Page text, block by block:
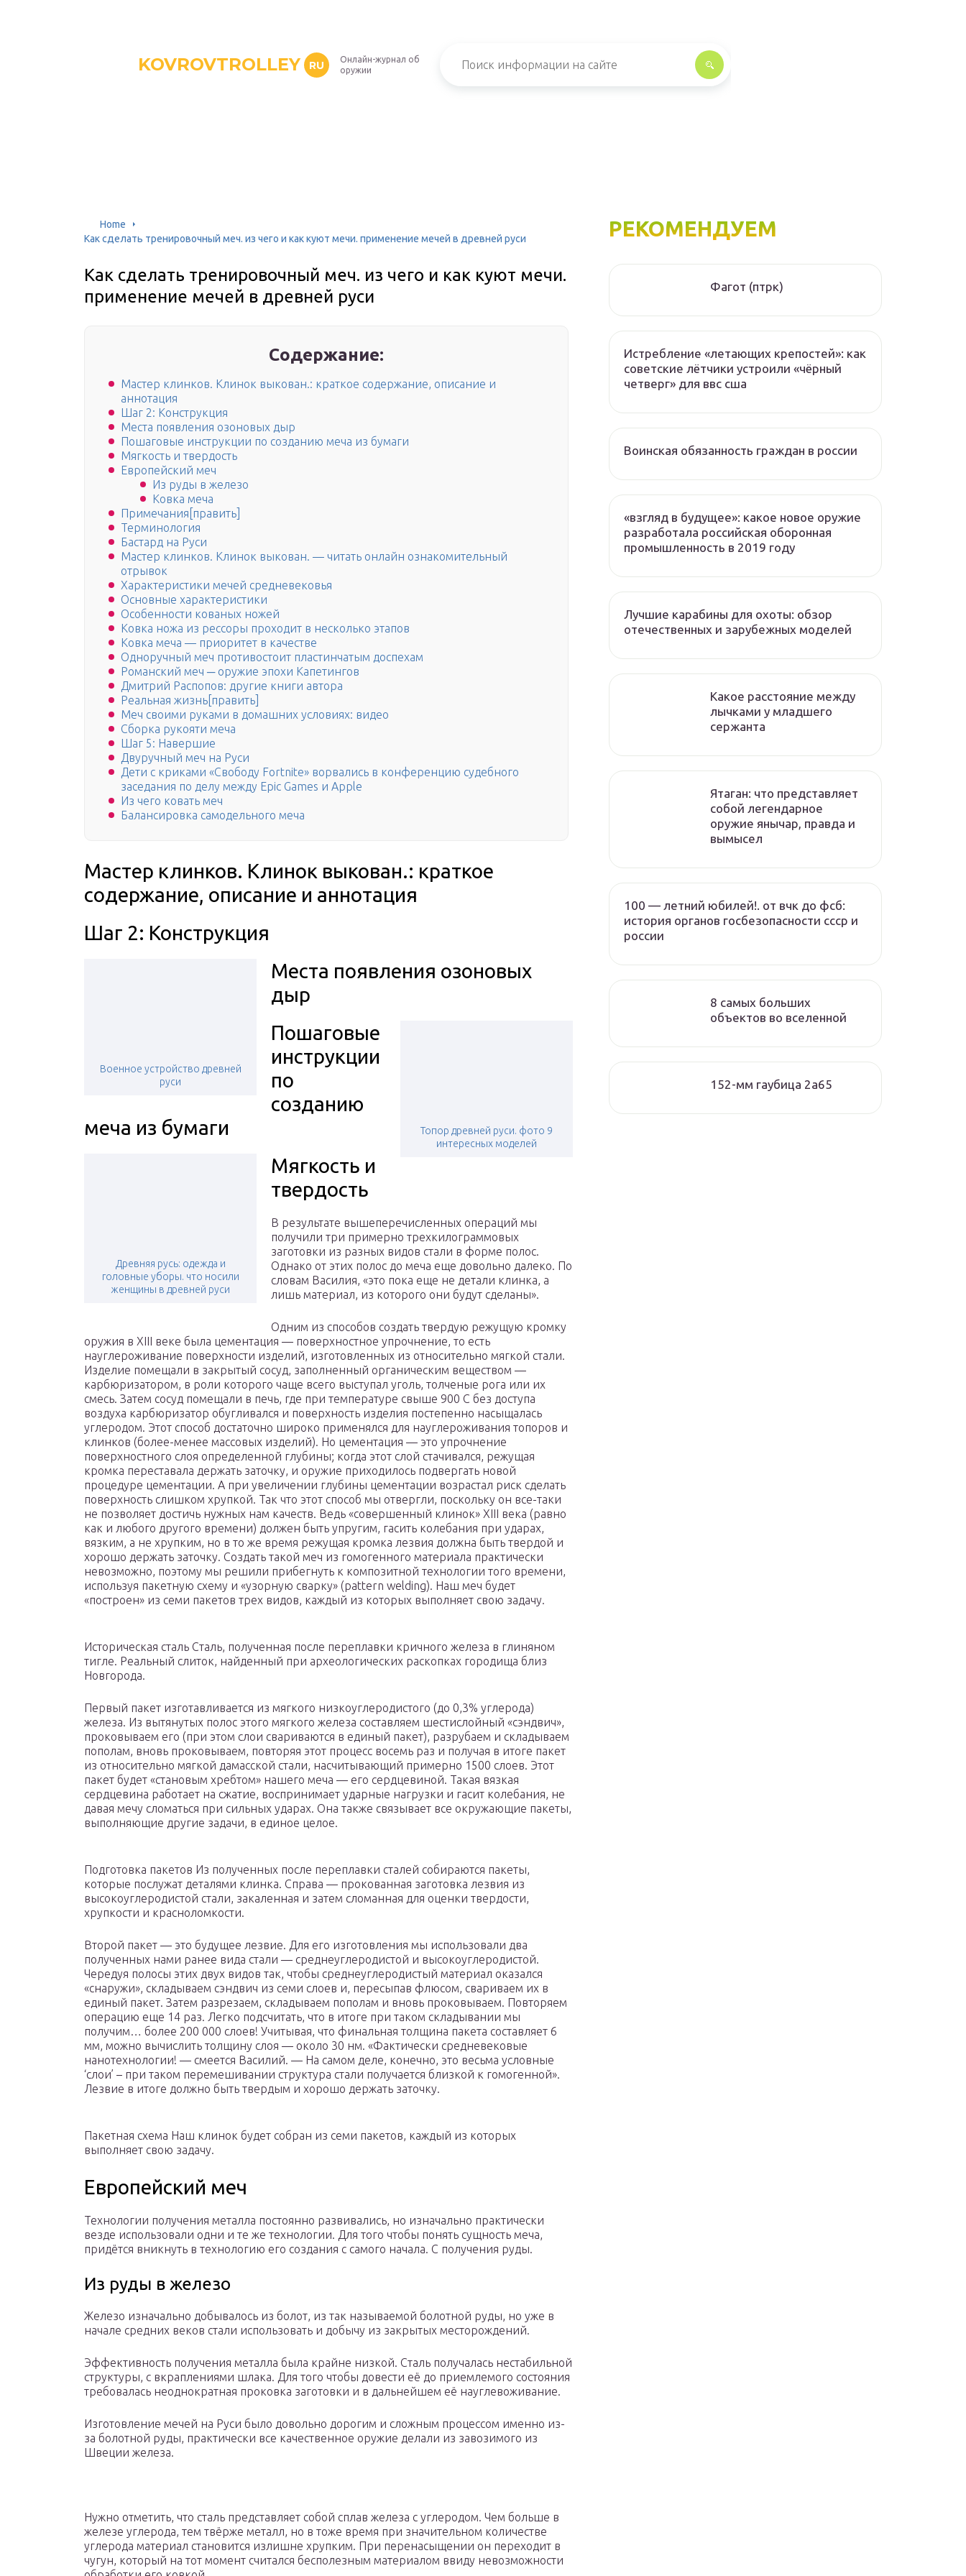
KOVROVTROLLEY RU
Онлайн-журнал об
оружии
Home
Как сделать тренировочный меч. из чего и как куют мечи. применение мечей в древней руси
Как сделать тренировочный меч. из чего и как куют мечи.
применение мечей в древней руси
Содержание:
Мастер клинков. Клинок выкован.: краткое содержание, описание и
аннотация
Шаг 2: Конструкция
Места появления озоновых дыр
Пошаговые инструкции по созданию меча из бумаги
Мягкость и твердость
Европейский меч
Из руды в железо
Ковка меча
Примечания[править]
Терминология
Бастард на Руси
Мастер клинков. Клинок выкован. — читать онлайн ознакомительный
отрывок
Характеристики мечей средневековья
Основные характеристики
Особенности кованых ножей
Ковка ножа из рессоры проходит в несколько этапов
Ковка меча — приоритет в качестве
Одноручный меч противостоит пластинчатым доспехам
Романский меч ─ оружие эпохи Капетингов
Дмитрий Распопов: другие книги автора
Реальная жизнь[править]
Меч своими руками в домашних условиях: видео
Сборка рукояти меча
Шаг 5: Навершие
Двуручный меч на Руси
Дети с криками «Свободу Fortnite» ворвались в конференцию судебного
заседания по делу между Epic Games и Apple
Из чего ковать меч
Балансировка самодельного меча
Мастер клинков. Клинок выкован.: краткое
содержание, описание и аннотация
Шаг 2: Конструкция
Военное устройство древней
руси
Места появления озоновых
дыр
Топор древней руси. фото 9
интересных моделей
Пошаговые
инструкции
по
созданию
меча из бумаги
Древняя русь: одежда и
головные уборы. что носили
женщины в древней руси
Мягкость и
твердость
В результате вышеперечисленных операций мы
получили три примерно трехкилограммовых
заготовки из разных видов стали в форме полос.
Однако от этих полос до меча еще довольно далеко. По
словам Василия, «это пока еще не детали клинка, а
лишь материал, из которого они будут сделаны».
Одним из способов создать твердую режущую кромку
оружия в XIII веке была цементация — поверхностное упрочнение, то есть
науглероживание поверхности изделий, изготовленных из относительно мягкой стали.
Изделие помещали в закрытый сосуд, заполненный органическим веществом —
карбюризатором, в роли которого чаще всего выступал уголь, толченые рога или их
смесь. Затем сосуд помещали в печь, где при температуре свыше 900 С без доступа
воздуха карбюризатор обугливался и поверхность изделия постепенно насыщалась
углеродом. Этот способ достаточно широко применялся для науглероживания топоров и
клинков (более-менее массовых изделий). Но цементация — это упрочнение
поверхностного слоя определенной глубины; когда этот слой стачивался, режущая
кромка переставала держать заточку, и оружие приходилось подвергать новой
процедуре цементации. А при увеличении глубины цементации возрастал риск сделать
поверхность слишком хрупкой. Так что этот способ мы отвергли, поскольку он все-таки
не позволяет достичь нужных нам качеств. Ведь «совершенный клинок» XIII века (равно
как и любого другого времени) должен быть упругим, гасить колебания при ударах,
вязким, а не хрупким, но в то же время режущая кромка лезвия должна быть твердой и
хорошо держать заточку. Создать такой меч из гомогенного материала практически
невозможно, поэтому мы решили прибегнуть к композитной технологии того времени,
используя пакетную схему и «узорную сварку» (pattern welding). Наш меч будет
«построен» из семи пакетов трех видов, каждый из которых выполняет свою задачу.
Историческая сталь Сталь, полученная после переплавки кричного железа в глиняном
тигле. Реальный слиток, найденный при археологических раскопках городища близ
Новгорода.
Первый пакет изготавливается из мягкого низкоуглеродистого (до 0,3% углерода)
железа. Из вытянутых полос этого мягкого железа составляем шестислойный «сэндвич»,
проковываем его (при этом слои свариваются в единый пакет), разрубаем и складываем
пополам, вновь проковываем, повторяя этот процесс восемь раз и получая в итоге пакет
из относительно мягкой дамасской стали, насчитывающий примерно 1500 слоев. Этот
пакет будет «становым хребтом» нашего меча — его сердцевиной. Такая вязкая
сердцевина работает на сжатие, воспринимает ударные нагрузки и гасит колебания, не
давая мечу сломаться при сильных ударах. Она также связывает все окружающие пакеты,
выполняющие другие задачи, в единое целое.
Подготовка пакетов Из полученных после переплавки сталей собираются пакеты,
которые послужат деталями клинка. Справа — прокованная заготовка лезвия из
высокоуглеродистой стали, закаленная и затем сломанная для оценки твердости,
хрупкости и красноломкости.
Второй пакет — это будущее лезвие. Для его изготовления мы использовали два
полученных нами ранее вида стали — среднеуглеродистой и высокоуглеродистой.
Чередуя полосы этих двух видов так, чтобы среднеуглеродистый материал оказался
«снаружи», складываем сэндвич из семи слоев и, пересыпав флюсом, свариваем их в
единый пакет. Затем разрезаем, складываем пополам и вновь проковываем. Повторяем
операцию еще 14 раз. Легко подсчитать, что в итоге при таком складывании мы
получим… более 200 000 слоев! Учитывая, что финальная толщина пакета составляет 6
мм, можно вычислить толщину слоя — около 30 нм. «Фактически средневековые
нанотехнологии! — смеется Василий. — На самом деле, конечно, это весьма условные
‘слои’ – при таком перемешивании структура стали получается близкой к гомогенной».
Лезвие в итоге должно быть твердым и хорошо держать заточку.
Пакетная схема Наш клинок будет собран из семи пакетов, каждый из которых
выполняет свою задачу.
Европейский меч
Технологии получения металла постоянно развивались, но изначально практически
везде использовали одни и те же технологии. Для того чтобы понять сущность меча,
придётся вникнуть в технологию его создания с самого начала. С получения руды.
Из руды в железо
Железо изначально добывалось из болот, из так называемой болотной руды, но уже в
начале средних веков стали использовать и добычу из закрытых месторождений.
Эффективность получения металла была крайне низкой. Сталь получалась нестабильной
структуры, с вкраплениями шлака. Для того чтобы довести её до приемлемого состояния
требовалась неоднократная проковка заготовки и в дальнейшем её науглевоживание.
Изготовление мечей на Руси было довольно дорогим и сложным процессом именно из-
за болотной руды, практически все качественное оружие делали из завозимого из
Швеции железа.
Нужно отметить, что сталь представляет собой сплав железа с углеродом. Чем больше в
железе углерода, тем твёрже металл, но в тоже время при значительном количестве
углерода материал становится излишне хрупким. При перенасыщении он переходит в
чугун, который на тот момент считался бесполезным материалом ввиду невозможности
РЕКОМЕНДУЕМ
Фагот (птрк)
Истребление «летающих крепостей»: как
советские лётчики устроили «чёрный
четверг» для ввс сша
Воинская обязанность граждан в россии
«взгляд в будущее»: какое новое оружие
разработала российская оборонная
промышленность в 2019 году
Лучшие карабины для охоты: обзор
отечественных и зарубежных моделей
Какое расстояние между
лычками у младшего
сержанта
Ятаган: что представляет
собой легендарное
оружие янычар, правда и
вымысел
100 — летний юбилей!. от вчк до фсб:
история органов госбезопасности ссср и
россии
8 самых больших
объектов во вселенной
152-мм гаубица 2а65